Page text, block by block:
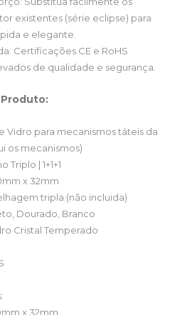
existentes (série eclipse) para
e elegante.
Certificações CE e RoHS
de qualidade e segurança.
Vidro para mecanismos táteis da
os mecanismos)
| 1+1+1
x 32mm
tripla (não incluida)
Dourado, Branco
Cristal Temperado
x 32mm